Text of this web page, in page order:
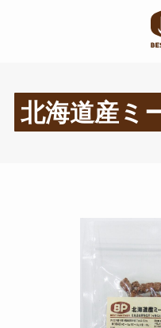
北海道産ミ